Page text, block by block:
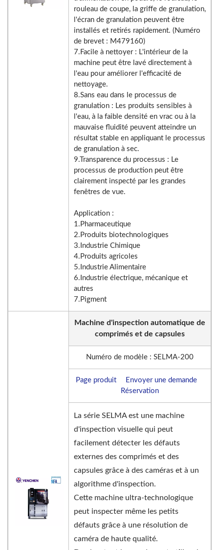
rouleau de coupe, la griffe de granulation,
l'écran de granulation peuvent être
installés et retirés rapidement. (Numéro
de brevet : M479160)
7.Facile à nettoyer : L'intérieur de la
machine peut être lavé directement à
l'eau pour améliorer l'efficacité de
nettoyage.
8.Sans eau dans le processus de
granulation : Les produits sensibles à
l'eau, à la faible densité en vrac ou à la
mauvaise fluidité peuvent atteindre un
résultat stable en appliquant le processus
de granulation à sec.
9.Transparence du processus : Le
processus de production peut être
clairement inspecté par les grandes
fenêtres de vue.
Application :
1.Pharmaceutique
2.Produits biotechnologiques
3.Industrie Chimique
4.Produits agricoles
5.Industrie Alimentaire
6.Industrie électrique, mécanique et
autres
7.Pigment
Machine d'inspection automatique de
comprimés et de capsules
Numéro de modèle : SELMA-200
Page produit
Envoyer une demande
Réservation
La série SELMA est une machine
d'inspection visuelle qui peut
facilement détecter les défauts
externes des comprimés et des
capsules grâce à des caméras et à un
algorithme d'inspection.
Cette machine ultra-technologique
peut inspecter même les petits
défauts grâce à une résolution de
caméra de haute qualité.